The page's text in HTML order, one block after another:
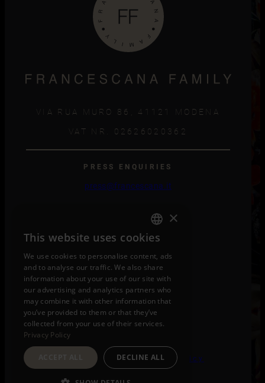
VIA RUA MURO 86, 41121 MODENA
VAT NR. 02626020362
PRESS ENQUIRIES
press@francescana.it
click here
Instagram
Facebook
TikTok
LinkedIn
Privacy Policy|Cookie Policy
ENGLISH
ITALIAN
×
This website uses cookies
We use cookies to personalise content, ads
and to analyse our traffic. We also share
information about your use of our site with
our advertising and analytics partners who
may combine it with other information that
you’ve provided to them or that they’ve
collected from your use of their services.
Privacy Policy
DECLINE ALL